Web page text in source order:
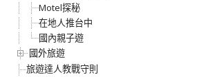
Motel探秘
在地人推台中
國內親子遊
國外旅遊
旅遊達人教戰守則